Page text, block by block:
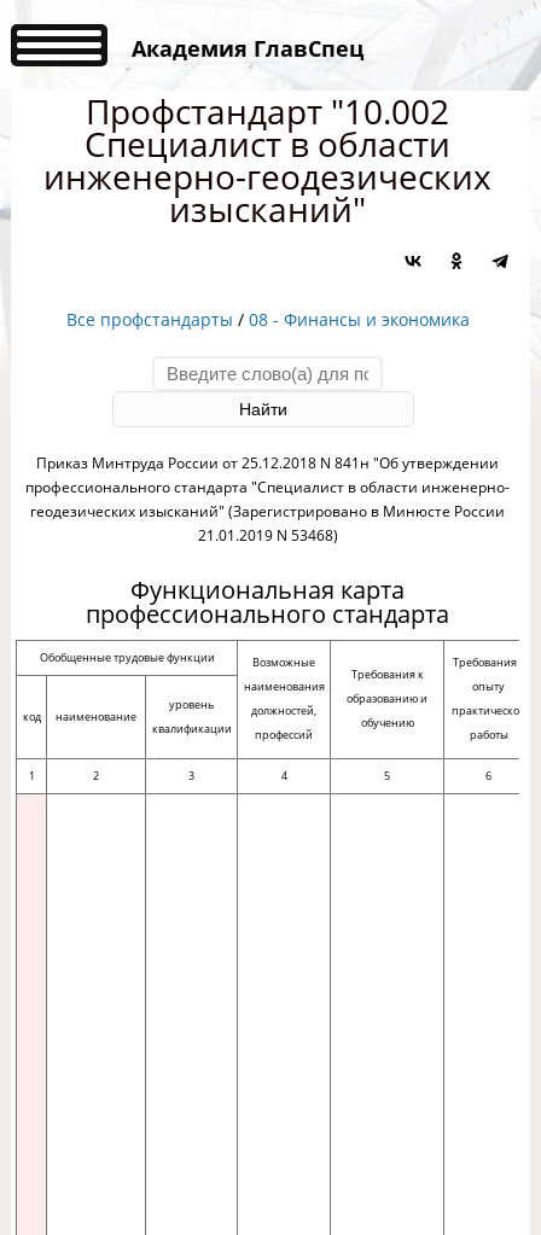
Академия ГлавСпец
Профстандарт "10.002
Специалист в области
инженерно-геодезических
изысканий"
Все профстандарты / 08 - Финансы и экономика
Приказ Минтруда России от 25.12.2018 N 841н "Об утверждении
профессионального стандарта "Специалист в области инженерно-
геодезических изысканий" (Зарегистрировано в Минюсте России
21.01.2019 N 53468)
Функциональная карта
профессионального стандарта
Обобщенные трудовые функции
Возможные
наименования
должностей,
профессий
Требования к
образованию и
обучению
Требования к
опыту
практической
работы
код наименование
уровень
квалификации
1 2 3 4 5 6